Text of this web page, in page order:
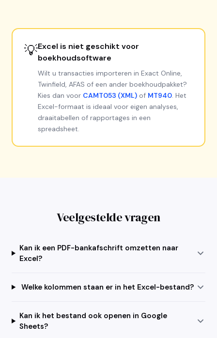
💡Excel is niet geschikt voor
boekhoudsoftware
Wilt u transacties importeren in Exact Online,
Twinfield, AFAS of een ander boekhoudpakket?
Kies dan voor CAMT053 (XML) of MT940. Het
Excel-formaat is ideaal voor eigen analyses,
draaitabellen of rapportages in een
spreadsheet.
Veelgestelde vragen
Kan ik een PDF-bankafschrift omzetten naar
Excel?
Welke kolommen staan er in het Excel-bestand?
Kan ik het bestand ook openen in Google
Sheets?